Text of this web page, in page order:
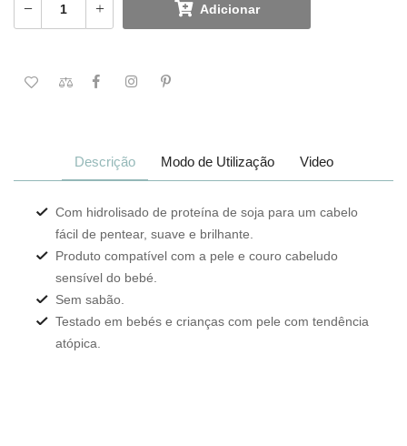
Descrição Modo de Utilização Video
Com hidrolisado de proteína de soja para um cabelo
fácil de pentear, suave e brilhante.
Produto compatível com a pele e couro cabeludo
sensível do bebé.
Sem sabão.
Testado em bebés e crianças com pele com tendência
atópica.
Adicionar